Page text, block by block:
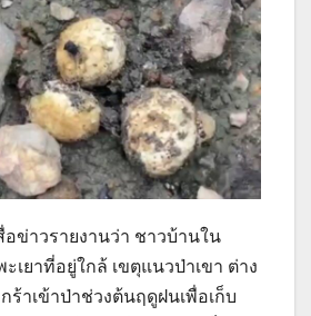
ข่าวรายงานว่า ชาวบ้านใน
เยาที่อยู่ใกล้ เขตุแนวป่าเขา ต่าง
าเข้าป่าช่วงต้นฤดูฝนเพื่อเก็บ